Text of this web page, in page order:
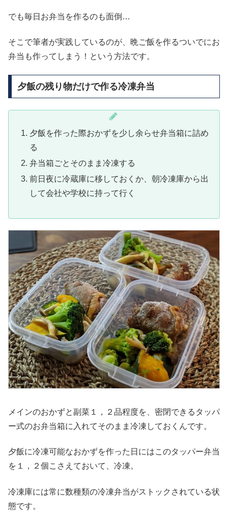
でも毎日お弁当を作るのも面倒…
そこで筆者が実践しているのが、晩ご飯を作るついでにお
弁当も作ってしまう！という方法です。
夕飯の残り物だけで作る冷凍弁当
夕飯を作った際おかずを少し余らせ弁当箱に詰め
る
弁当箱ごとそのまま冷凍する
前日夜に冷蔵庫に移しておくか、朝冷凍庫から出
して会社や学校に持って行く
メインのおかずと副菜１，２品程度を、密閉できるタッパ
ー式のお弁当箱に入れてそのまま冷凍しておくんです。
夕飯に冷凍可能なおかずを作った日にはこのタッパー弁当
を１，２個こさえておいて、冷凍。
冷凍庫には常に数種類の冷凍弁当がストックされている状
態です。